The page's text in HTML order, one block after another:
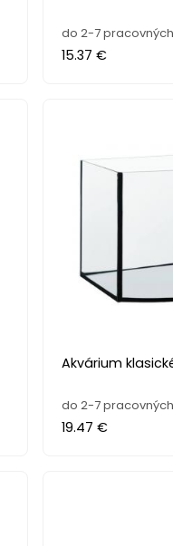
do 2-7
15.37 €
Akvárium
do 2-7
19.47 €